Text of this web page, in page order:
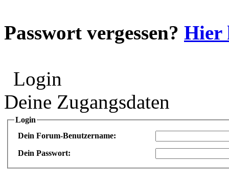
Passwort vergessen? Hier
Login
Deine Zugangsdaten
Login
Dein Forum-Benutzername:
Dein Passwort: